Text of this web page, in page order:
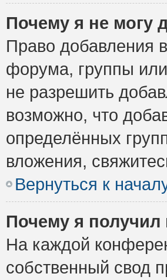
Почему я не могу
Право добавления
форума, группы
не разрешить
возможно, что
определённых
вложения,
Вернуться к
Почему я
На каждой
собственный свод